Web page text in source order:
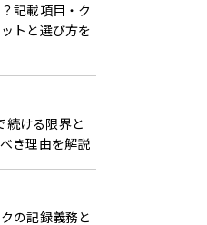
記載項目・ク
トと選び方を
続ける限界と
き理由を解説
の記録義務と